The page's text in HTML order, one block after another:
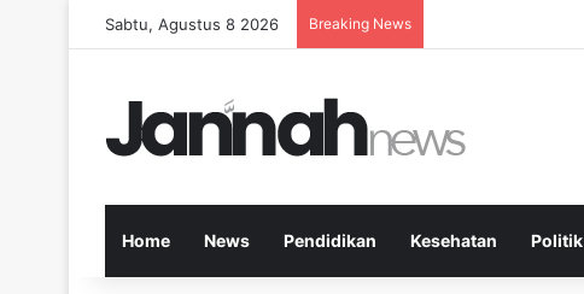
Sabtu, Agustus 8 2026 Breaking News
Home News Pendidikan Kesehatan Politik